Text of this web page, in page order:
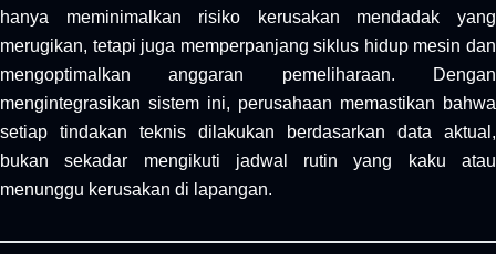
hanya meminimalkan risiko kerusakan mendadak yang
merugikan, tetapi juga memperpanjang siklus hidup mesin dan
mengoptimalkan anggaran pemeliharaan. Dengan
mengintegrasikan sistem ini, perusahaan memastikan bahwa
setiap tindakan teknis dilakukan berdasarkan data aktual,
bukan sekadar mengikuti jadwal rutin yang kaku atau
menunggu kerusakan di lapangan.